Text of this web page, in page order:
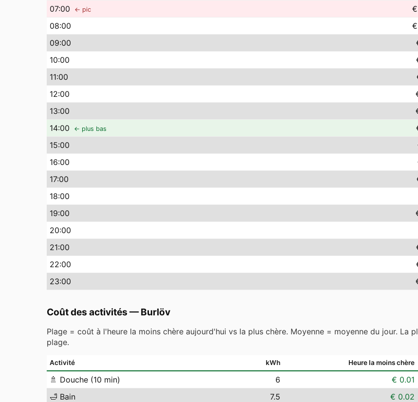
07:00 ← pic
08:00
09:00
10:00
11:00
12:00
13:00
14:00 ← plus bas
15:00
16:00
17:00
18:00
19:00
20:00
21:00
22:00
23:00
Coût des activités —Burlöv
Plage = coût à l'heure la moins chère aujourd'hui vs la plus chère. Moyenne = moyenne du jour. La
plage.
Activité kWh Heure la moins chère
🚿 Douche (10 min) 6 € 0.01
🛁 Bain 7.5 € 0.02